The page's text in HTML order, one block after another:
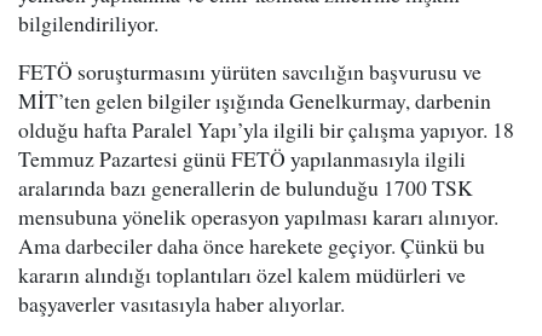
bilgilendiriliyor.
FETÖ soruşturmasını yürüten savcılığın başvurusu ve
MİT’ten gelen bilgiler ışığında Genelkurmay, darbenin
olduğu hafta Paralel Yapı’yla ilgili bir çalışma yapıyor. 18
Temmuz Pazartesi günü FETÖ yapılanmasıyla ilgili
aralarında bazı generallerin de bulunduğu 1700 TSK
mensubuna yönelik operasyon yapılması kararı alınıyor.
Ama darbeciler daha önce harekete geçiyor. Çünkü bu
kararın alındığı toplantıları özel kalem müdürleri ve
başyaverler vasıtasıyla haber alıyorlar.